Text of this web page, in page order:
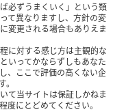
必ずうまくいく」という類
て異なりますし、方針の変
変更される場合もありえま
に対する感じ方は主観的な
いってかならずしもあなた
、ここで評価の高くない企
て当サイトは保証しかねま
度にとどめてください。